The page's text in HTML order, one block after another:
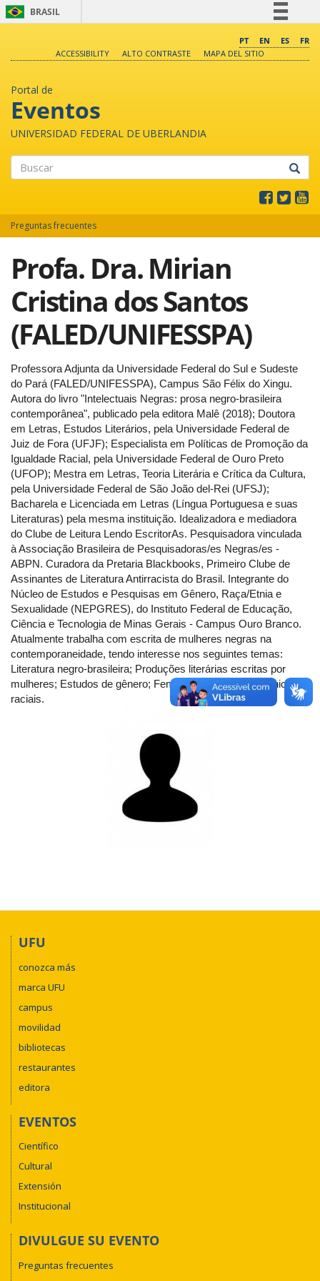
BRASIL
Comunica BR
PT EN ES
FR
ACCESSIBILITY
ALTO CONTRASTE MAPA DEL SITIO
Portal de
Eventos
UNIVERSIDAD FEDERAL DE UBERLANDIA
Preguntas frecuentes
Profa. Dra. Mirian
Cristina dos Santos
(FALED/UNIFESSPA)
Professora Adjunta da Universidade Federal do Sul e Sudeste
do Pará (FALED/UNIFESSPA), Campus São Félix do Xingu.
Autora do livro "Intelectuais Negras: prosa negro-brasileira
contemporânea", publicado pela editora Malê (2018); Doutora
em Letras, Estudos Literários, pela Universidade Federal de
Juiz de Fora (UFJF); Especialista em Políticas de Promoção da
Igualdade Racial, pela Universidade Federal de Ouro Preto
(UFOP); Mestra em Letras, Teoria Literária e Crítica da Cultura,
pela Universidade Federal de São João del-Rei (UFSJ);
Bacharela e Licenciada em Letras (Língua Portuguesa e suas
Literaturas) pela mesma instituição. Idealizadora e mediadora
do Clube de Leitura Lendo EscritorAs. Pesquisadora vinculada
à Associação Brasileira de Pesquisadoras/es Negras/es -
ABPN. Curadora da Pretaria Blackbooks, Primeiro Clube de
Assinantes de Literatura Antirracista do Brasil. Integrante do
Núcleo de Estudos e Pesquisas em Gênero, Raça/Etnia e
Sexualidade (NEPGRES), do Instituto Federal de Educação,
Ciência e Tecnologia de Minas Gerais - Campus Ouro Branco.
Atualmente trabalha com escrita de mulheres negras na
contemporaneidade, tendo interesse nos seguintes temas:
Literatura negro-brasileira; Produções literárias escritas por
mulheres; Estudos de gênero; Feminismos; Relações étnico-
raciais.
UFU
conozca más
marca UFU
campus
movilidad
bibliotecas
restaurantes
editora
EVENTOS
Científico
Cultural
Extensión
Institucional
DIVULGUE SU EVENTO
Preguntas frecuentes